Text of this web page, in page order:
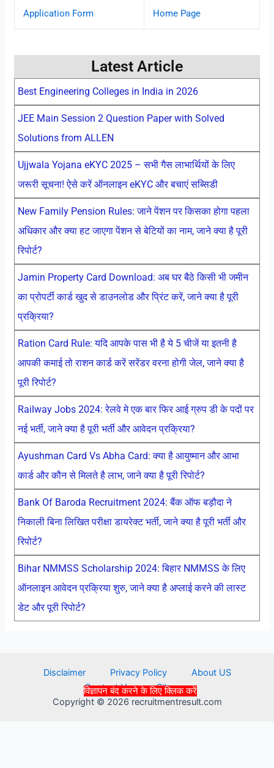
विज्ञापन बंद करने के लिए क्लिक करें
Application Form Home Page
Latest Article
Best Engineering Colleges in India in 2026
JEE Main Session 2 Question Paper with Solved
Solutions from ALLEN
Ujjwala Yojana eKYC 2025 – सभी गैस लाभार्थियों के लिए
जरूरी सूचना! ऐसे करें ऑनलाइन eKYC और बचाएं सब्सिडी
New Family Pension Rules: जाने पेंशन पर किसका होगा पहला
अधिकार और क्या हट जाएगा पेंशन से बेटियों का नाम, जाने क्या है पूरी
रिपोर्ट?
Jamin Property Card Download: अब घर बैठे किसी भी जमीन
का प्रोपर्टी कार्ड खुद से डाउनलोड और प्रिंट करें, जाने क्या है पूरी
प्रक्रिया?
Ration Card Rule: यदि आपके पास भी है ये 5 चीजें या इतनी है
आपकी कमाई तो राशन कार्ड करें सरेंडर वरना होगी जेल, जाने क्या है
पूरी रिपोर्ट?
Railway Jobs 2024: रेलवे मे एक बार फिर आई ग्रुप डी के पदों पर
नई भर्ती, जाने क्या है पूरी भर्ती और आवेदन प्रक्रिया?
Ayushman Card Vs Abha Card: क्या है आयुष्मान और आभा
कार्ड और कौन से मिलते है लाभ, जाने क्या है पूरी रिपोर्ट?
Bank Of Baroda Recruitment 2024: बैंक ऑफ बड़ौदा ने
निकाली बिना लिखित परीक्षा डायरेक्ट भर्ती, जाने क्या है पूरी भर्ती और
रिपोर्ट?
Bihar NMMSS Scholarship 2024: बिहार NMMSS के लिए
ऑनलाइन आवेदन प्रक्रिया शुरु, जाने क्या है अप्लाई करने की लास्ट
डेट और पूरी रिपोर्ट?
Disclaimer Privacy Policy
About US
Contact Us
Sitemap
Copyright © 2026 recruitmentresult.com